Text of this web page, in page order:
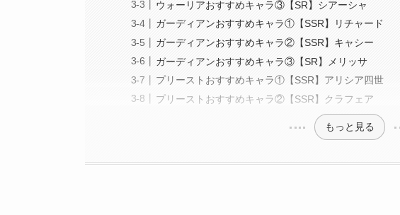
ウォーリアおすすめキャラ③【SR】シアーシャ
ガーディアンおすすめキャラ①【SSR】リチャード
ガーディアンおすすめキャラ②【SSR】キャシー
ガーディアンおすすめキャラ③【SR】メリッサ
プリーストおすすめキャラ①【SSR】アリシア四世
プリーストおすすめキャラ②【SSR】クラフェア
もっと見る